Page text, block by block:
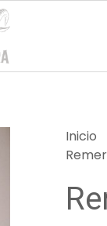
Inicio